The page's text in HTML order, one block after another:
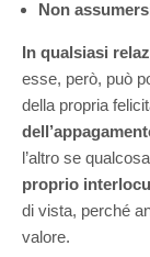
Non
In qualsiasi
esse, però, può
della propria
l’altro se
proprio
di vista, perché
valore.